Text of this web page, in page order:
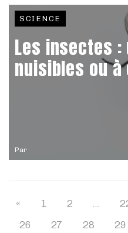
Par
SCIENCE
Les insectes
nuisibles ou
« 1 2 …
26
27 28 29